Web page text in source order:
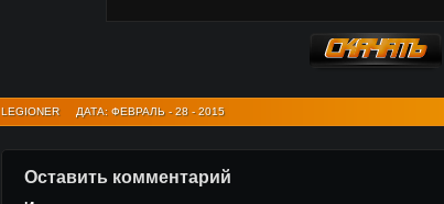
LEGIONER ДАТА: ФЕВРАЛЬ - 28 - 2015
Оставить комментарий